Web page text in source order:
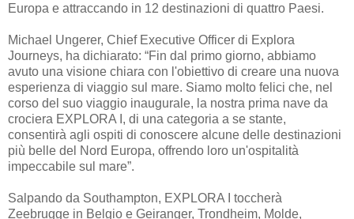
Europa e attraccando in 12 destinazioni di quattro Paesi.
Michael Ungerer, Chief Executive Officer di Explora
Journeys, ha dichiarato: “Fin dal primo giorno, abbiamo
avuto una visione chiara con l'obiettivo di creare una nuova
esperienza di viaggio sul mare. Siamo molto felici che, nel
corso del suo viaggio inaugurale, la nostra prima nave da
crociera EXPLORA I, di una categoria a se stante,
consentirà agli ospiti di conoscere alcune delle destinazioni
più belle del Nord Europa, offrendo loro un'ospitalità
impeccabile sul mare”.
Salpando da Southampton, EXPLORA I toccherà
Zeebrugge in Belgio e Geiranger, Trondheim, Molde,